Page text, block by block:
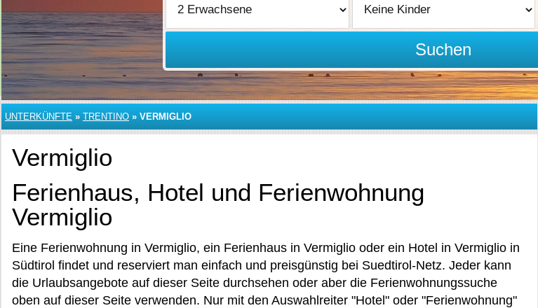
Suchen
UNTERKÜNFTE » TRENTINO » VERMIGLIO
Vermiglio
Ferienhaus, Hotel und Ferienwohnung
Vermiglio
Eine Ferienwohnung in Vermiglio, ein Ferienhaus in Vermiglio oder ein Hotel in Vermiglio in
Südtirol findet und reserviert man einfach und preisgünstig bei Suedtirol-Netz. Jeder kann
die Urlaubsangebote auf dieser Seite durchsehen oder aber die Ferienwohnungssuche
oben auf dieser Seite verwenden. Nur mit den Auswahlreiter "Hotel" oder "Ferienwohnung"